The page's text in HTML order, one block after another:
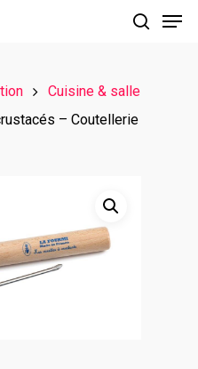
Cuisine & salle
– Coutellerie